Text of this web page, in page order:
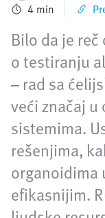
4 min
Bilo da je
o testiranju
– rad sa
veći značaj
sistemima.
rešenjima,
efikasnijim.